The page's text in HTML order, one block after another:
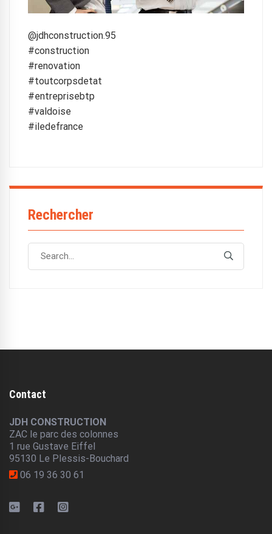
@jdhconstruction.95
#construction
#renovation
#toutcorpsdetat
#entreprisebtp
#valdoise
#iledefrance
Rechercher
Search
Contact
JDH CONSTRUCTION
ZAC le parc des colonnes
1 rue Gustave Eiffel
95130 Le Plessis-Bouchard
06 19 36 30 61